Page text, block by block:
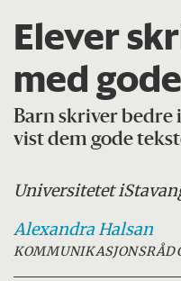
Elever
med
Barn skriver bedre
vist dem gode
Universitetet i
AlexandraHalsan